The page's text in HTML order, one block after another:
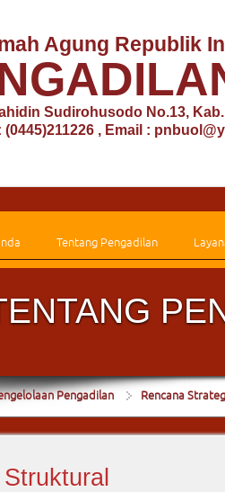
Agung Republik
Sudirohusodo No.13,
(0445)211226 , Email :
Tentang Pengadilan
Pengadilan Rencana